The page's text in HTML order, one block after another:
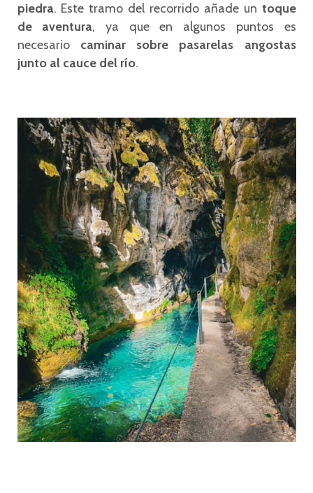
piedra. Este tramo del recorrido añade un toque
de aventura, ya que en algunos puntos es
necesario caminar sobre pasarelas angostas
junto al cauce del río.